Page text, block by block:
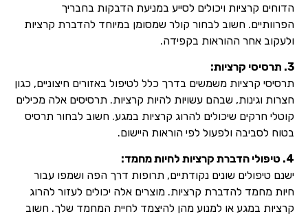
הדוחים קרציות ויכולים לסייע במניעת הדבקות בחבריך
הפרוותיים. חשוב לבחור קולר שמסומן במיוחד להדברת קרציות
ולעקוב אחר ההוראות בקפידה.
3. תרסיסי קרציות:
תרסיסי קרציות משמשים בדרך כלל לטיפול באזורים חיצוניים, כגון
חצרות וגינות, שבהם עשויות להיות קרציות. תרסיסים אלה מכילים
קוטלי חרקים שיכולים להרוג קרציות במגע. חשוב לבחור תרסיס
בטוח לסביבה ולפעול לפי הוראות היישום.
4. טיפולי הדברת קרציות לחיות מחמד:
ישנם טיפולים שונים נקודתיים, תרופות דרך הפה ושמפו עבור
חיות מחמד להדברת קרציות. מוצרים אלה יכולים לעזור להרוג
קרציות במגע או למנוע מהן להיצמד לחיית המחמד שלך. חשוב